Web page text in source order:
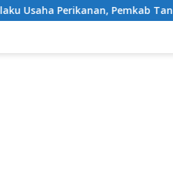
Tanggamus Gulirkan